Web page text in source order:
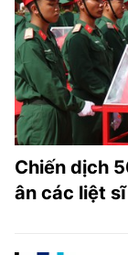
Chiến dịch
ân các liệt sĩ